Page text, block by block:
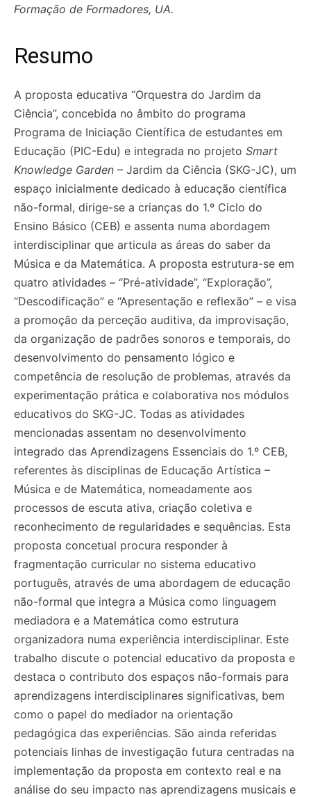
Formação de Formadores, UA.
Resumo
A proposta educativa “Orquestra do Jardim da
Ciência”, concebida no âmbito do programa
Programa de Iniciação Científica de estudantes em
Educação (PIC-Edu) e integrada no projeto Smart
Knowledge Garden – Jardim da Ciência (SKG-JC), um
espaço inicialmente dedicado à educação científica
não-formal, dirige-se a crianças do 1.º Ciclo do
Ensino Básico (CEB) e assenta numa abordagem
interdisciplinar que articula as áreas do saber da
Música e da Matemática. A proposta estrutura-se em
quatro atividades – “Pré-atividade”, “Exploração”,
“Descodificação” e “Apresentação e reflexão” – e visa
a promoção da perceção auditiva, da improvisação,
da organização de padrões sonoros e temporais, do
desenvolvimento do pensamento lógico e
competência de resolução de problemas, através da
experimentação prática e colaborativa nos módulos
educativos do SKG-JC. Todas as atividades
mencionadas assentam no desenvolvimento
integrado das Aprendizagens Essenciais do 1.º CEB,
referentes às disciplinas de Educação Artística –
Música e de Matemática, nomeadamente aos
processos de escuta ativa, criação coletiva e
reconhecimento de regularidades e sequências. Esta
proposta concetual procura responder à
fragmentação curricular no sistema educativo
português, através de uma abordagem de educação
não-formal que integra a Música como linguagem
mediadora e a Matemática como estrutura
organizadora numa experiência interdisciplinar. Este
trabalho discute o potencial educativo da proposta e
destaca o contributo dos espaços não-formais para
aprendizagens interdisciplinares significativas, bem
como o papel do mediador na orientação
pedagógica das experiências. São ainda referidas
potenciais linhas de investigação futura centradas na
implementação da proposta em contexto real e na
análise do seu impacto nas aprendizagens musicais e